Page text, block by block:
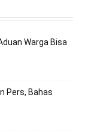
Warga Bisa
Pers, Bahas